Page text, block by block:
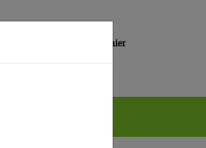
Mon panier